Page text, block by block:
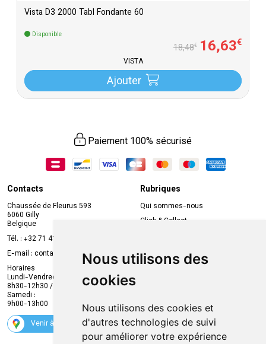
Nous utilisons des
cookies
Nous utilisons des cookies et
d'autres technologies de suivi
pour améliorer votre expérience
Vista D3 2000 Tabl Fondante 60
Disponible
18,48€ 16,63€
VISTA
Ajouter
Paiement 100% sécurisé
Contacts
Chaussée de Fleurus 593
6060 Gilly
Belgique
Tél. : +32 71 41 32 10
E-mail : contact
mvapharma.be
Horaires
Lundi-Vendredi :
8h30-12h30 / 13h30-18h30
Samedi :
9h00-13h00
Venir à la pharmacie
Rubriques
Qui sommes-nous
Click & Collect
Compte professionnel
Envoi d’ordonnance
Suivez-nous